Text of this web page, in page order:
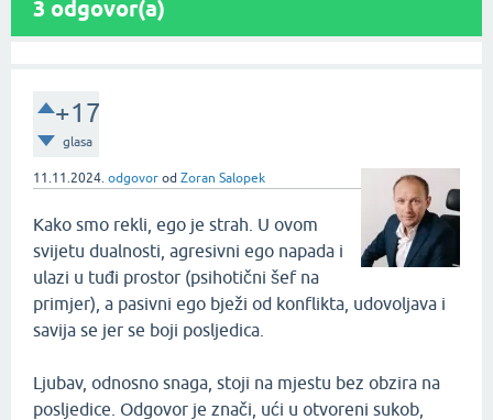
3 odgovor(a)
+17
glasa
11.11.2024. odgovor od Zoran Salopek
Kako smo rekli, ego je strah. U ovom
svijetu dualnosti, agresivni ego napada i
ulazi u tuđi prostor (psihotični šef na
primjer), a pasivni ego bježi od konflikta, udovoljava i
savija se jer se boji posljedica.
Ljubav, odnosno snaga, stoji na mjestu bez obzira na
posljedice. Odgovor je znači, ući u otvoreni sukob,